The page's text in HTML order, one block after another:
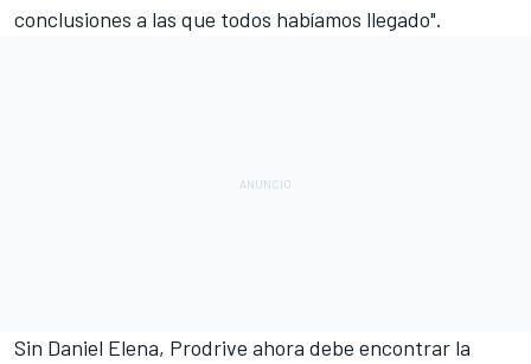
conclusiones a las que todos habíamos llegado".
Sin Daniel Elena, Prodrive ahora debe encontrar la